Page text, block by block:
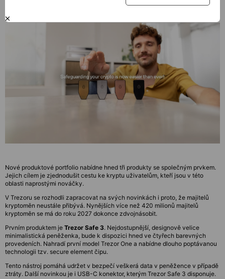
Nové produktové portfolio nabídne hned tři produkty se společným prvkem.
Jejich cílem je zjednodušit cestu ke kryptu uživatelům, kteří jsou v této
oblasti naprostými nováčky.
V Trezoru se rozhodli zapracovat na svých novinkách i proto, že majitelů
kryptoměn neustále přibývá. Nynějších více než 420 milionů majitelů
kryptoměn se má do roku 2027 dokonce zdvojnásobit.
Prvním produktem je Trezor Safe 3. Nejdostupnější, designově velice
minimalistická peněženka, bude k dispozici hned ve čtyřech barevných
provedeních. Nahradí první model Trezor One a nabídne dlouho poptávanou
technologii tzv. secure element čipu.
Tento nástroj pomáhá udržet v bezpečí veškerá data v peněžence v případě
ztráty. Další novinkou je i USB-C konektor, kterým Trezor Safe 3 disponuje.